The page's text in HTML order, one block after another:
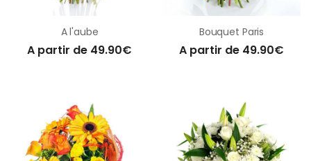
A l'aube
A partir de 49.90€
Bouquet Paris
A partir de 49.90€